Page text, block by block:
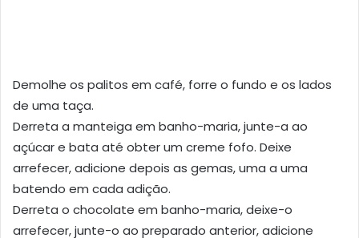
Demolhe os palitos em café, forre o fundo e os lados
de uma taça.
Derreta a manteiga em banho-maria, junte-a ao
açúcar e bata até obter um creme fofo. Deixe
arrefecer, adicione depois as gemas, uma a uma
batendo em cada adição.
Derreta o chocolate em banho-maria, deixe-o
arrefecer, junte-o ao preparado anterior, adicione